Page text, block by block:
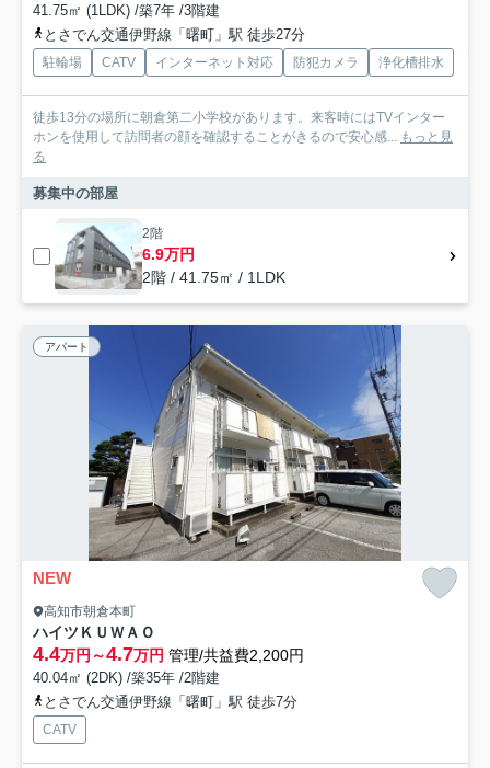
41.75㎡ (1LDK) /築7年 /3階建
とさでん交通伊野線「曙町」駅 徒歩27分
駐輪場 CATV インターネット対応 防犯カメラ 浄化槽排水
徒歩13分の場所に朝倉第二小学校があります。来客時にはTVインター
ホンを使用して訪問者の顔を確認することがきるので安心感... もっと見
る
募集中の部屋
2階
6.9万円
2階 / 41.75㎡ / 1LDK
アパート
NEW
高知市朝倉本町
ハイツＫＵＷＡＯ
4.4万円～4.7万円 管理/共益費2,200円
40.04㎡ (2DK) /築35年 /2階建
とさでん交通伊野線「曙町」駅 徒歩7分
CATV